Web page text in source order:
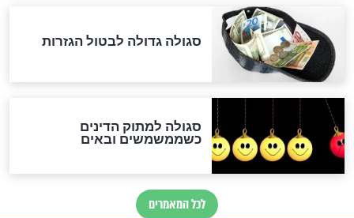
האם אפשר לחשב את הקץ?
מה יהיה בימות המשיח?